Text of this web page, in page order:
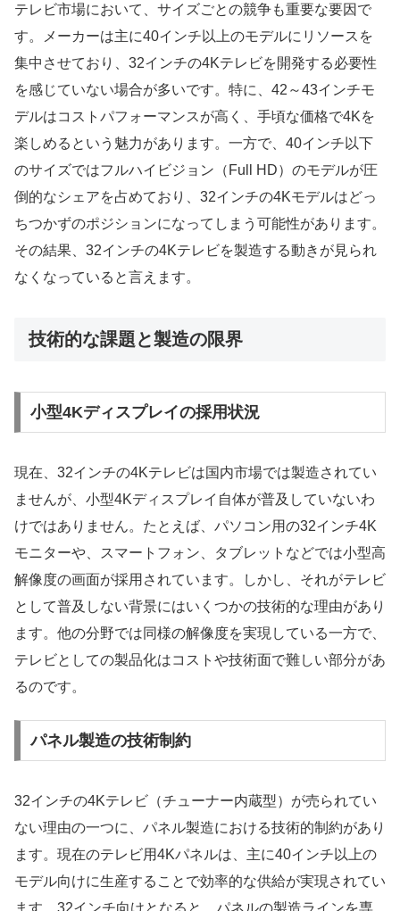
テレビ市場において、サイズごとの競争も重要な要因で
す。メーカーは主に40インチ以上のモデルにリソースを
集中させており、32インチの4Kテレビを開発する必要性
を感じていない場合が多いです。特に、42～43インチモ
デルはコストパフォーマンスが高く、手頃な価格で4Kを
楽しめるという魅力があります。一方で、40インチ以下
のサイズではフルハイビジョン（Full HD）のモデルが圧
倒的なシェアを占めており、32インチの4Kモデルはどっ
ちつかずのポジションになってしまう可能性があります。
その結果、32インチの4Kテレビを製造する動きが見られ
なくなっていると言えます。
技術的な課題と製造の限界
小型4Kディスプレイの採用状況
現在、32インチの4Kテレビは国内市場では製造されてい
ませんが、小型4Kディスプレイ自体が普及していないわ
けではありません。たとえば、パソコン用の32インチ4K
モニターや、スマートフォン、タブレットなどでは小型高
解像度の画面が採用されています。しかし、それがテレビ
として普及しない背景にはいくつかの技術的な理由があり
ます。他の分野では同様の解像度を実現している一方で、
テレビとしての製品化はコストや技術面で難しい部分があ
るのです。
パネル製造の技術制約
32インチの4Kテレビ（チューナー内蔵型）が売られてい
ない理由の一つに、パネル製造における技術的制約があり
ます。現在のテレビ用4Kパネルは、主に40インチ以上の
モデル向けに生産することで効率的な供給が実現されてい